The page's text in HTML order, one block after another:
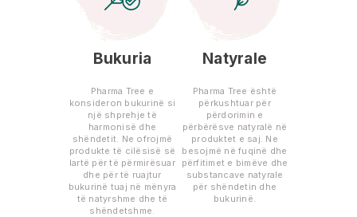
Bukuria
Pharma Tree e
konsideron bukurinë si
një shprehje të
harmonisë dhe
shëndetit. Ne ofrojmë
produkte të cilësisë së
lartë për të përmirësuar
dhe për të ruajtur
bukurinë tuaj në mënyra
të natyrshme dhe të
shëndetshme.
Natyrale
Pharma Tree është
përkushtuar për
përdorimin e
përbërësve natyralë në
produktet e saj. Ne
besojmë në fuqinë dhe
përfitimet e bimëve dhe
substancave natyrale
për shëndetin dhe
bukurinë.